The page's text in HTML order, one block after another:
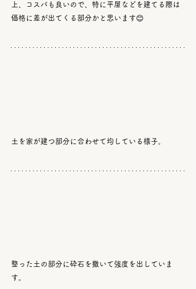
上、コスパも良いので、特に平屋などを建てる際は
価格に差が出てくる部分かと思います😊
土を家が建つ部分に合わせて均している様子。
整った土の部分に砕石を撒いて強度を出していま
す。